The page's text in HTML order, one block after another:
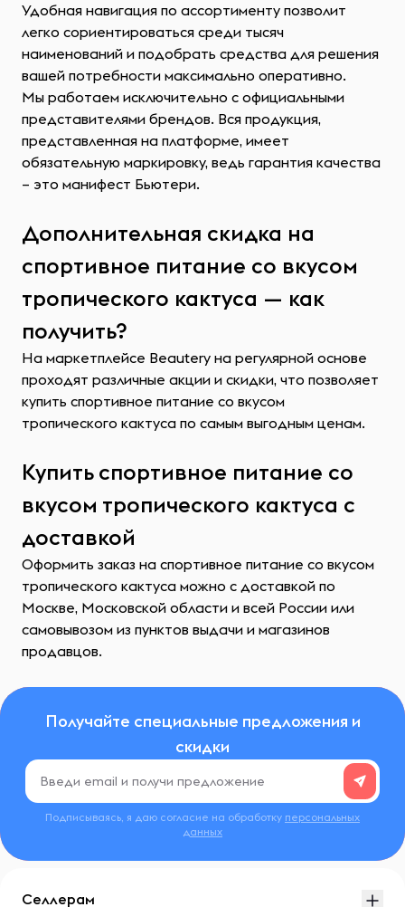
Удобная навигация по ассортименту позволит
легко сориентироваться среди тысяч
наименований и подобрать средства для решения
вашей потребности максимально оперативно.
Мы работаем исключительно с официальными
представителями брендов. Вся продукция,
представленная на платформе, имеет
обязательную маркировку, ведь гарантия качества
– это манифест Бьютери.
Дополнительная скидка на
спортивное питание со вкусом
тропического кактуса — как
получить?
На маркетплейсе Beautery на регулярной основе
проходят различные акции и скидки, что позволяет
купить спортивное питание со вкусом
тропического кактуса по самым выгодным ценам.
Купить спортивное питание со
вкусом тропического кактуса с
доставкой
Оформить заказ на спортивное питание со вкусом
тропического кактуса можно с доставкой по
Москве, Московской области и всей России или
самовывозом из пунктов выдачи и магазинов
продавцов.
Получайте специальные предложения и
скидки
Подписываясь, я даю согласие на обработку персональных
данных
Селлерам